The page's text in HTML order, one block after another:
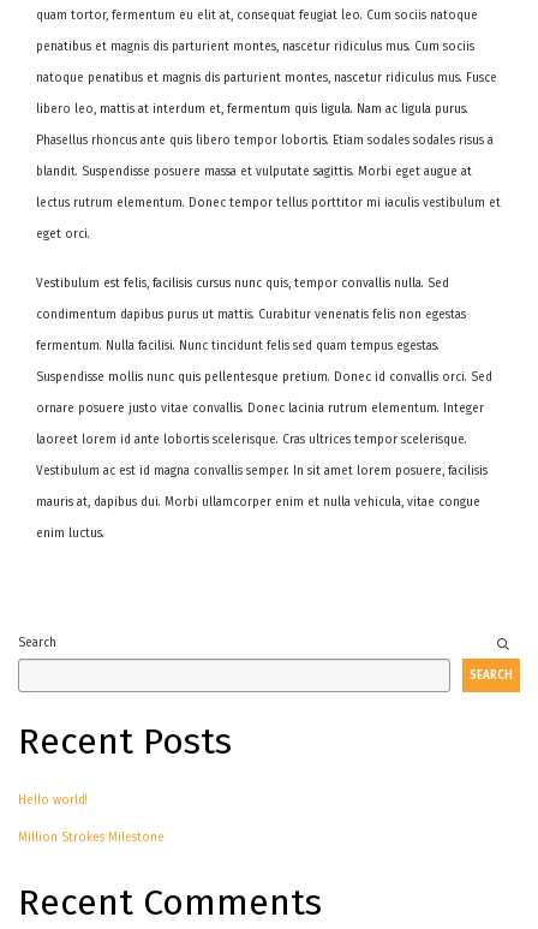
quam tortor, fermentum eu elit at, consequat feugiat leo. Cum sociis natoque
penatibus et magnis dis parturient montes, nascetur ridiculus mus. Cum sociis
natoque penatibus et magnis dis parturient montes, nascetur ridiculus mus. Fusce
libero leo, mattis at interdum et, fermentum quis ligula. Nam ac ligula purus.
Phasellus rhoncus ante quis libero tempor lobortis. Etiam sodales sodales risus a
blandit. Suspendisse posuere massa et vulputate sagittis. Morbi eget augue at
lectus rutrum elementum. Donec tempor tellus porttitor mi iaculis vestibulum et
eget orci.
Vestibulum est felis, facilisis cursus nunc quis, tempor convallis nulla. Sed
condimentum dapibus purus ut mattis. Curabitur venenatis felis non egestas
fermentum. Nulla facilisi. Nunc tincidunt felis sed quam tempus egestas.
Suspendisse mollis nunc quis pellentesque pretium. Donec id convallis orci. Sed
ornare posuere justo vitae convallis. Donec lacinia rutrum elementum. Integer
laoreet lorem id ante lobortis scelerisque. Cras ultrices tempor scelerisque.
Vestibulum ac est id magna convallis semper. In sit amet lorem posuere, facilisis
mauris at, dapibus dui. Morbi ullamcorper enim et nulla vehicula, vitae congue
enim luctus.
Search
SEARCH
Recent Posts
Hello world!
Million Strokes Milestone
Recent Comments